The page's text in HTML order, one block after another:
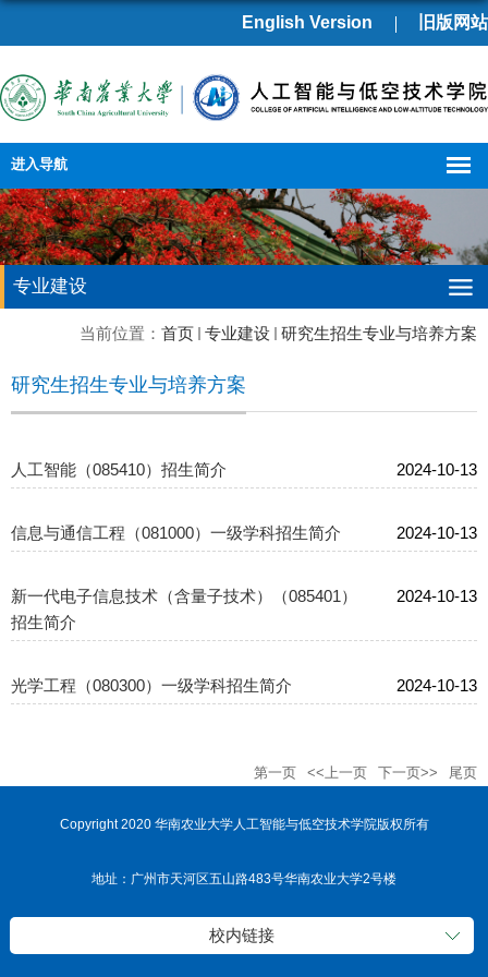
English Version 旧版网站
进入导航
专业建设
当前位置： 首页 专业建设 研究生招生专业与培养方案
研究生招生专业与培养方案
人工智能（085410）招生简介 2024-10-13
信息与通信工程（081000）一级学科招生简介 2024-10-13
新一代电子信息技术（含量子技术）（085401）
招生简介
2024-10-13
光学工程（080300）一级学科招生简介 2024-10-13
第一页 <<上一页 下一页>> 尾页
Copyright 2020 华南农业大学人工智能与低空技术学院版权所有
地址：广州市天河区五山路483号华南农业大学2号楼
校内链接